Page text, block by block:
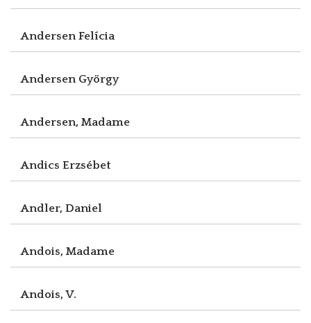
Andersen Felícia
Andersen György
Andersen, Madame
Andics Erzsébet
Andler, Daniel
Andois, Madame
Andois, V.